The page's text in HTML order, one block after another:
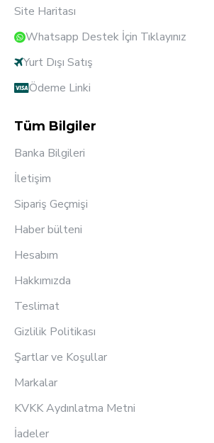
Site Haritası
Whatsapp Destek İçin Tıklayınız
Yurt Dışı Satış
Ödeme Linki
Tüm Bilgiler
Banka Bilgileri
İletişim
Sipariş Geçmişi
Haber bülteni
Hesabım
Hakkımızda
Teslimat
Gizlilik Politikası
Şartlar ve Koşullar
Markalar
KVKK Aydınlatma Metni
İadeler